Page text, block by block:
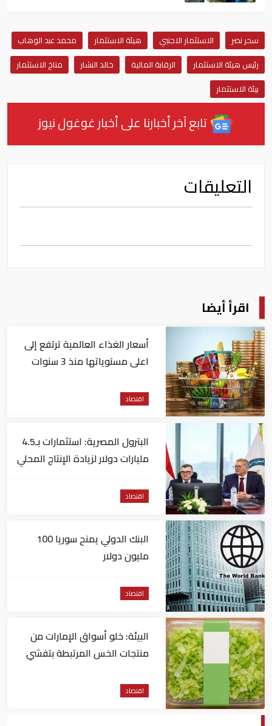
سحر نصر الاستثمار الاجنبي هيئة الاستثمار
محمد عبد الوهاب
رئيس هيئة الاستثمار
الرقابة المالية خالد النشار
مناخ الاستثمار
بيئة الاستثمار
تابع آخر أخبارنا على أخبار غوغول نيوز
التعليقات
اقرأ أيضا
أسعار الغذاء العالمية ترتفع إلى
اعلى مستوياتها منذ 3 سنوات
اقتصاد
البترول المصرية: استثمارات بـ4.5
مليارات دولار لزيادة الإنتاج المحلي
اقتصاد
البنك الدولي يمنح سوريا 100
مليون دولار
اقتصاد
البيئة: خلو أسواق الإمارات من
منتجات الخس المرتبطة بتفشي
اقتصاد